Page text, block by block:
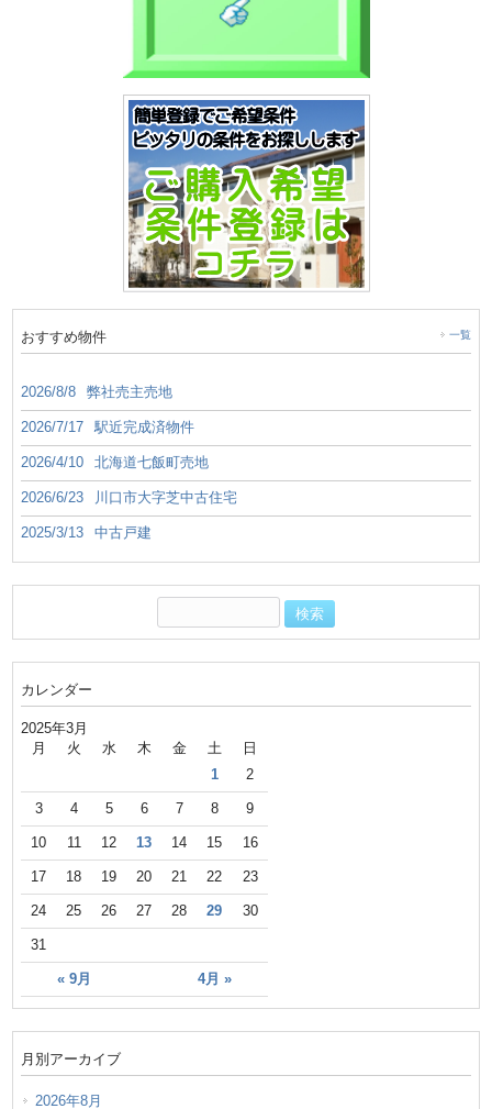
おすすめ物件 一覧
2026/8/8 弊社売主売地
2026/7/17 駅近完成済物件
2026/4/10 北海道七飯町売地
2026/6/23 川口市大字芝中古住宅
2025/3/13 中古戸建
カレンダー
2025年3月
月 火 水 木 金 土 日
« 9月 4月 »
1 2
3 4 5 6 7 8 9
10 11 12 13 14 15 16
17 18 19 20 21 22 23
24 25 26 27 28 29 30
31
月別アーカイブ
2026年8月